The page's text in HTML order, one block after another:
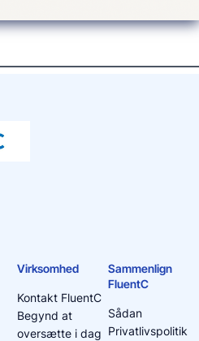
Virksomhed
Kontakt FluentC
Begynd at
oversætte i dag
Sammenlign
FluentC
Sådan
Privatlivspolitik